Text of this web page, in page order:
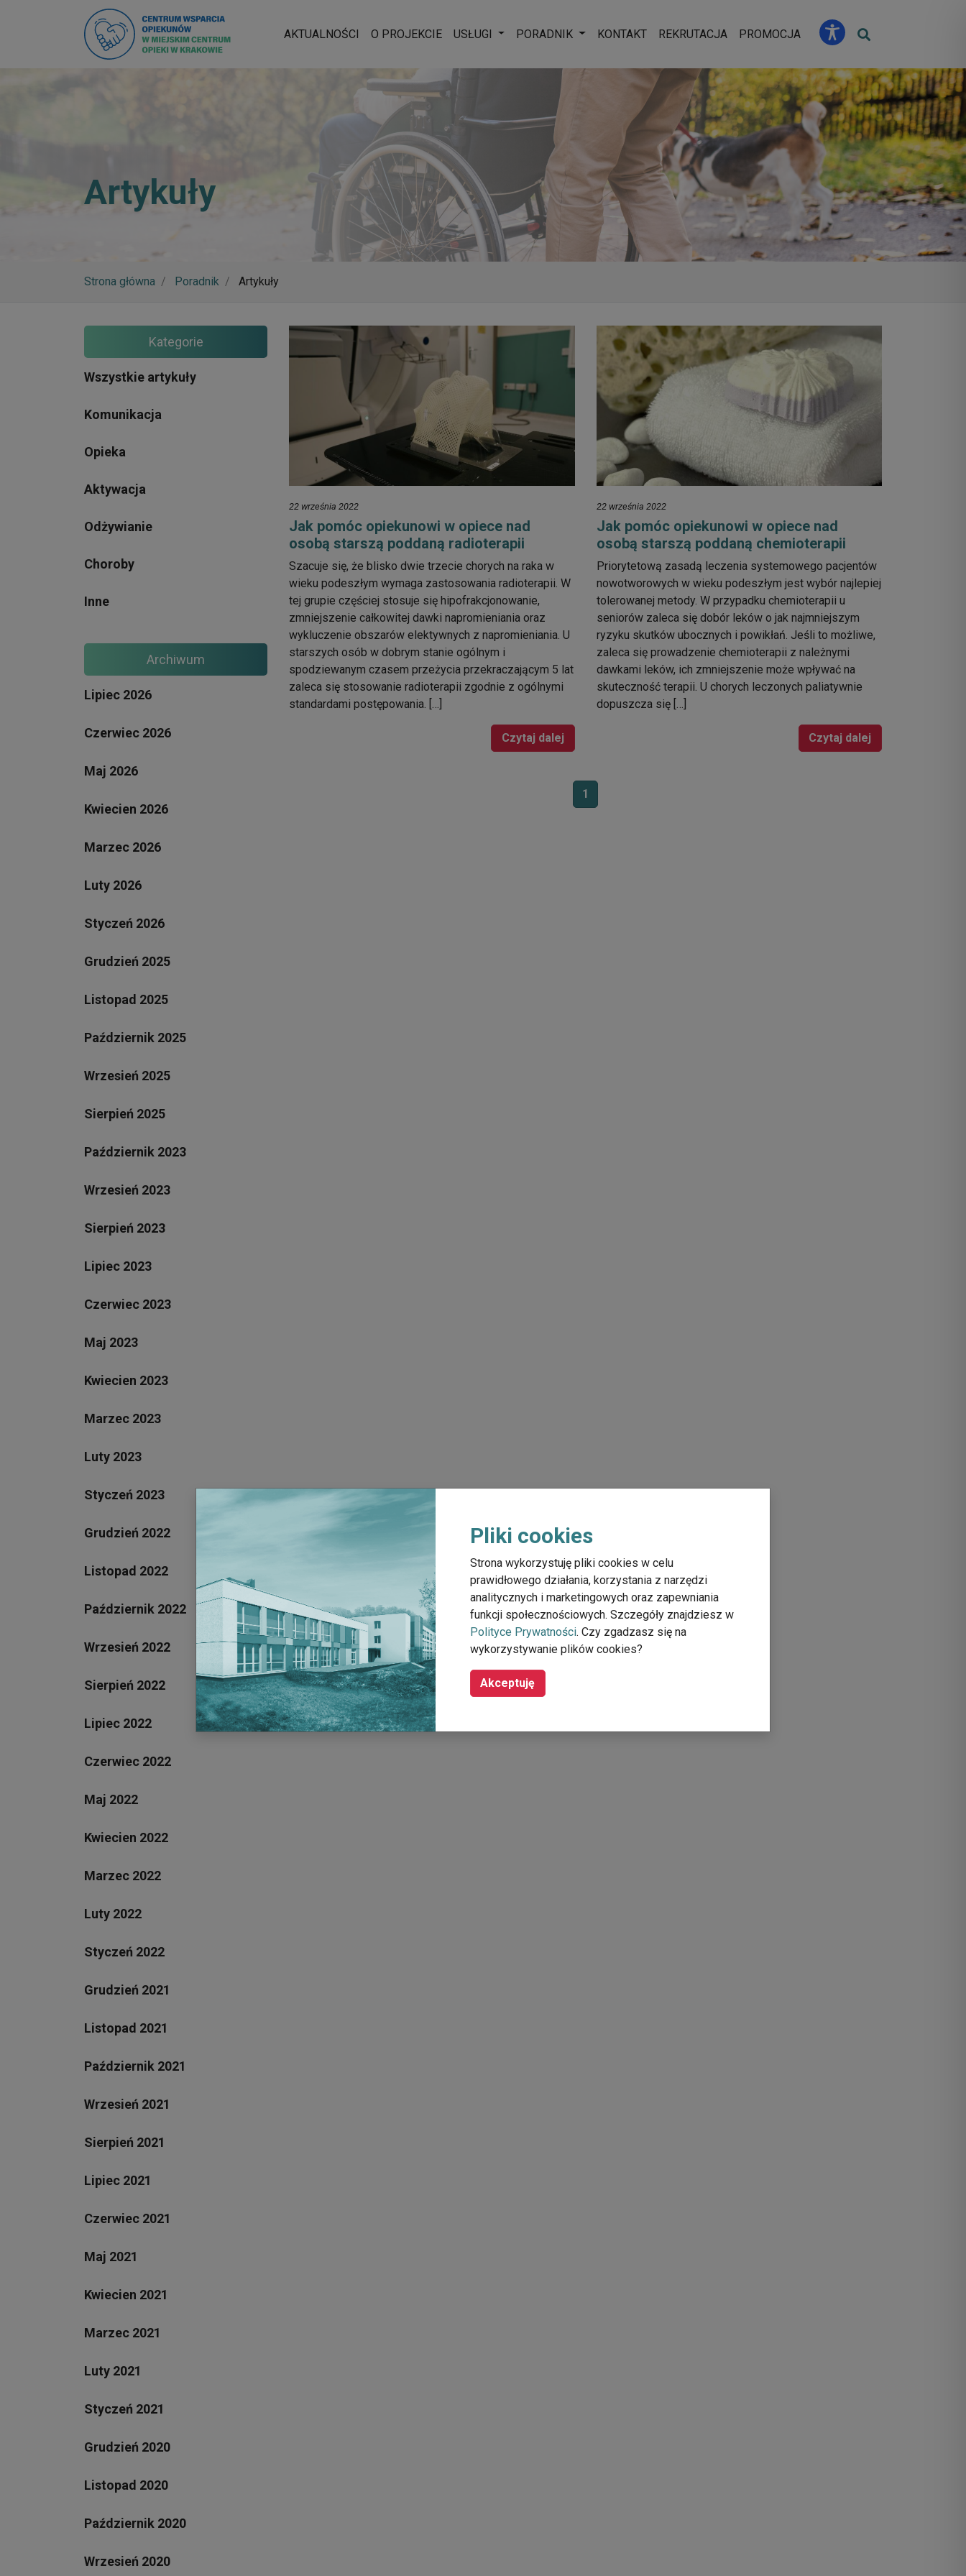
AKTUALNOŚCI O PROJEKCIE USŁUGI Rozwiń menu
PORADNIK Rozwiń menu
KONTAKT REKRUTACJA PROMOCJA
Artykuły
Strona główna Poradnik Artykuły
22 września 2022
Jak pomóc opiekunowi w opiece nad
osobą starszą poddaną radioterapii
Szacuje się, że blisko dwie trzecie chorych na raka w
wieku podeszłym wymaga zastosowania radioterapii. W
tej grupie częściej stosuje się hipofrakcjonowanie,
zmniejszenie całkowitej dawki napromieniania oraz
wykluczenie obszarów elektywnych z napromieniania. U
starszych osób w dobrym stanie ogólnym i
spodziewanym czasem przeżycia przekraczającym 5 lat
zaleca się stosowanie radioterapii zgodnie z ogólnymi
standardami postępowania. […]
Czytaj dalej
22 września 2022
Jak pomóc opiekunowi w opiece nad
osobą starszą poddaną chemioterapii
Priorytetową zasadą leczenia systemowego pacjentów
nowotworowych w wieku podeszłym jest wybór najlepiej
tolerowanej metody. W przypadku chemioterapii u
seniorów zaleca się dobór leków o jak najmniejszym
ryzyku skutków ubocznych i powikłań. Jeśli to możliwe,
zaleca się prowadzenie chemioterapii z należnymi
dawkami leków, ich zmniejszenie może wpływać na
skuteczność terapii. U chorych leczonych paliatywnie
dopuszcza się […]
Czytaj dalej
1
Kategorie
Wszystkie artykuły
Komunikacja
Opieka
Aktywacja
Odżywianie
Choroby
Inne
Archiwum
Lipiec 2026
Czerwiec 2026
Maj 2026
Kwiecien 2026
Marzec 2026
Luty 2026
Styczeń 2026
Grudzień 2025
Listopad 2025
Październik 2025
Wrzesień 2025
Sierpień 2025
Październik 2023
Wrzesień 2023
Sierpień 2023
Lipiec 2023
Czerwiec 2023
Maj 2023
Kwiecien 2023
Marzec 2023
Luty 2023
Styczeń 2023
Grudzień 2022
Listopad 2022
Październik 2022
Wrzesień 2022
Sierpień 2022
Lipiec 2022
Czerwiec 2022
Maj 2022
Kwiecien 2022
Marzec 2022
Luty 2022
Styczeń 2022
Grudzień 2021
Listopad 2021
Październik 2021
Wrzesień 2021
Sierpień 2021
Lipiec 2021
Czerwiec 2021
Maj 2021
Kwiecien 2021
Marzec 2021
Luty 2021
Styczeń 2021
Grudzień 2020
Listopad 2020
Październik 2020
Wrzesień 2020
Pliki cookies
Strona wykorzystuję pliki cookies w celu
prawidłowego działania, korzystania z narzędzi
analitycznych i marketingowych oraz zapewniania
funkcji społecznościowych. Szczegóły znajdziesz w
Polityce Prywatności. Czy zgadzasz się na
wykorzystywanie plików cookies?
Akceptuję